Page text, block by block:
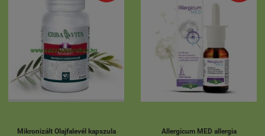
Mikronizált Olajfalevél kapszula
Allergicum MED allergia